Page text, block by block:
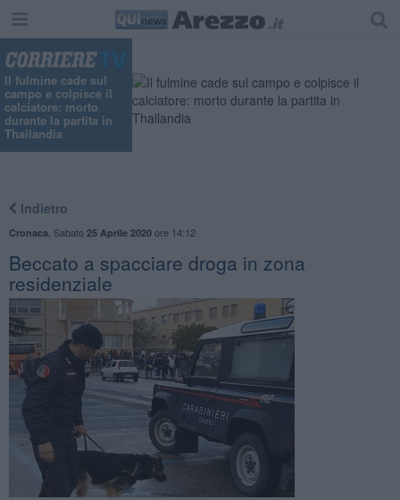
Il fulmine cade sul
campo e colpisce il
calciatore: morto
durante la partita in
Thailandia
Indietro
Cronaca Sabato 25 Aprile 2020ore 14:12
Beccato a spacciare droga in zona
residenziale